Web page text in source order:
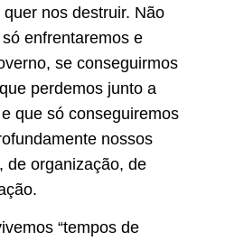
nos destruir. Não
enfrentaremos e
se conseguirmos
perdemos junto a
que só conseguiremos
nossos
de organização, de
“tempos de